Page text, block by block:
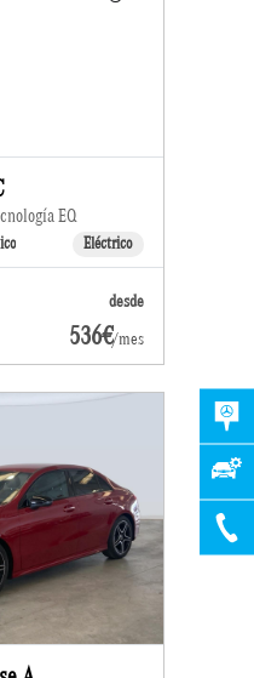
EQ
Eléctrico
desde
536€/mes